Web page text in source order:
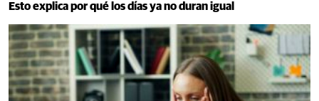
Esto explica por qué los días ya no duran igual